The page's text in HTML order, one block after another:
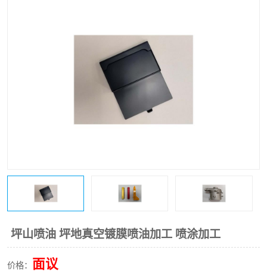
坪山喷油 坪地真空镀膜喷油加工 喷涂加工
价格： 面议